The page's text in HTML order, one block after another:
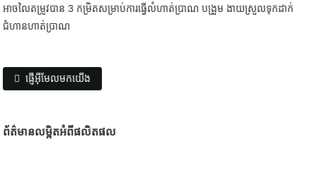
អាចលៃតម្រូវបាន 3 កម្រិតសម្រាប់ការធ្វើលំហាត់ប្រាណ បង្រួម ងាយស្រួលទុកដាក់
ជំហានហាត់ប្រាណ
ផ្ញើអ៊ីមែលមកយើង
ព័ត៌មានលម្អិតអំពីផលិតផល